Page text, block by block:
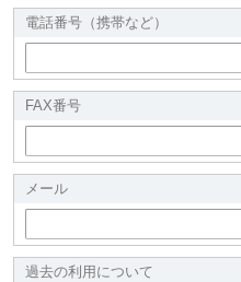
電話番号（携帯など）
FAX番号
メール
過去の利用について